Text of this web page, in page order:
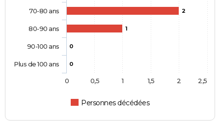
2
1
0
0
Personnes décédées
70-80 ans
80-90 ans
90-100 ans
Plus de 100 ans
0 0,5 1 1,5 2 2,5